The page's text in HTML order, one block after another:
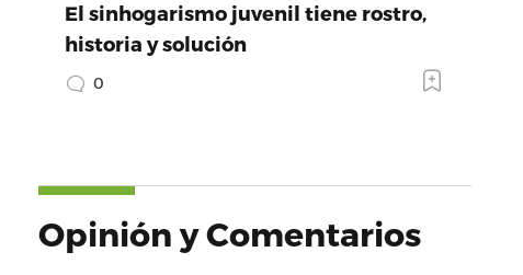
El sinhogarismo juvenil tiene rostro,
historia y solución
0
Opinión y Comentarios